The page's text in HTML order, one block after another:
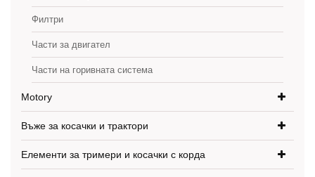
Филтри
Части за двигател
Части на горивната система
Motory
Въже за косачки и трактори
Елементи за тримери и косачки с корда